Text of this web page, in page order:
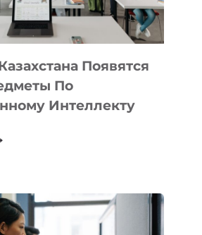
Появятся
По
Интеллекту